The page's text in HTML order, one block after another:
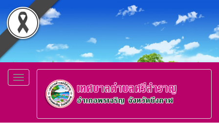
Toggle
navigation